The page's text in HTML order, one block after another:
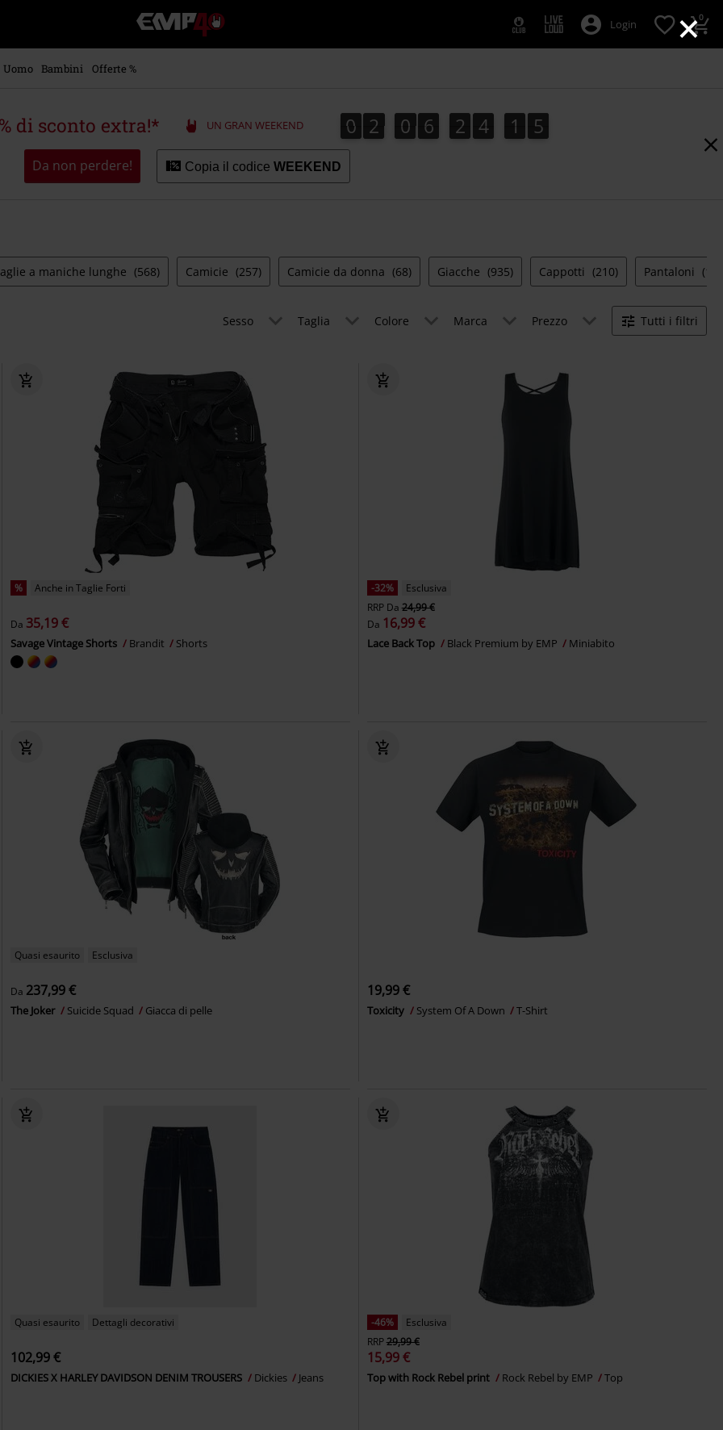
×
EMP
-
Musica,
Videogame
-
Abbigliamento
Login 0
Uomo Bambini Offerte %
di sconto extra!* UN GRAN WEEKEND 0
0 2
2 0
0 6
6 2
2 4
4 1
1 3
4
3
5
4
Da non perdere! Copia il codice WEEKEND
a maniche lunghe (568) Camicie (257) Camicie da donna (68) Giacche (935) Cappotti (210) Pantaloni
Sesso Taglia Colore Marca Prezzo Tutti i filtri
% Anche in Taglie Forti
Da 35,19 €
Savage Vintage Shorts Brandit Shorts
-32%
Esclusiva
RRP Da 24,99 €
Da 16,99 €
Lace Back Top Black Premium by EMP Miniabito
Quasi esaurito Esclusiva
Da 237,99 €
The Joker Suicide Squad Giacca di pelle
19,99 €
Toxicity System Of A Down T-Shirt
Quasi esaurito Dettagli decorativi
102,99 €
DICKIES X HARLEY DAVIDSON DENIM TROUSERS Dickies Jeans
-46%
Esclusiva
RRP29,99 €
15,99 €
Top with Rock Rebel print Rock Rebel by EMP Top